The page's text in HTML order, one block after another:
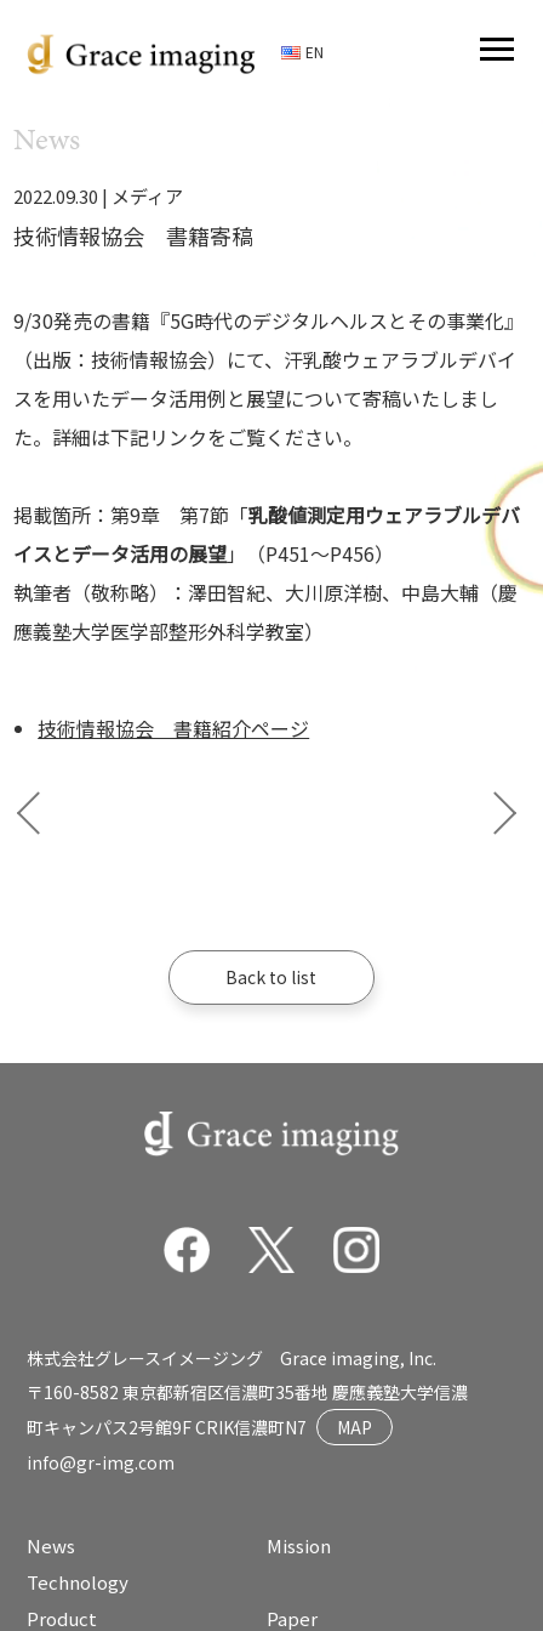
EN
News
2022.09.30 | メディア
技術情報協会 書籍寄稿
9/30発売の書籍『5G時代のデジタルヘルスとその事業化』
（出版：技術情報協会）にて、汗乳酸ウェアラブルデバイ
スを用いたデータ活用例と展望について寄稿いたしまし
た。詳細は下記リンクをご覧ください。
掲載箇所：第9章 第7節「乳酸値測定用ウェアラブルデバ
イスとデータ活用の展望」（P451～P456）
執筆者（敬称略）：澤田智紀、大川原洋樹、中島大輔（慶
應義塾大学医学部整形外科学教室）
技術情報協会 書籍紹介ページ
Back to list
株式会社グレースイメージング Grace imaging, Inc.
〒160-8582 東京都新宿区信濃町35番地 慶應義塾大学信濃
町キャンパス2号館9F CRIK信濃町N7
MAP
info@gr-img.com
News
Mission
Technology
Product
Paper